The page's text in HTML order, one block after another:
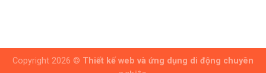
Copyright 2026 © Thiết kế web và ứng dụng di động chuyên